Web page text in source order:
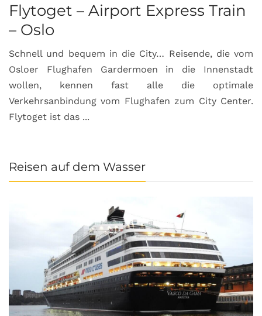
Flytoget – Airport Express Train
– Oslo
Schnell und bequem in die City… Reisende, die vom
Osloer Flughafen Gardermoen in die Innenstadt
wollen, kennen fast alle die optimale
Verkehrsanbindung vom Flughafen zum City Center.
Flytoget ist das ...
Reisen auf dem Wasser